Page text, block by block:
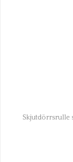
Skjutdörrsrulle